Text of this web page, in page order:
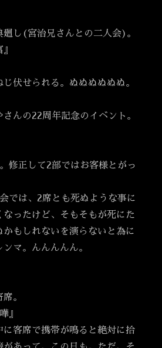
廻し(宮治兄さんとの二人会)。
伏せられる。ぬぬぬぬぬぬ。
んの22周年記念のイベント。
修正して2部ではお客様とがっ
では、2席とも死ぬような事に
なったけど、そもそもが死にた
かもしれないを演らないと為に
マ。んんんんん。
。
』
に客席で携帯が鳴ると絶対に拾